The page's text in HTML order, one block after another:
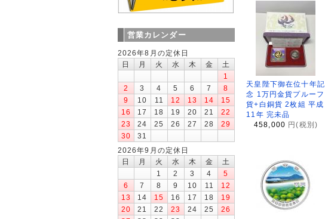
天皇陛下御在位十年記
念 1万円金貨プルーフ
貨+白銅貨 2枚組 平成
11年 完未品
458,000 円(税別)
営業カレンダー
2026年8月の定休日
日
月 火 水 木 金
土
1
2
3 4 5 6 7
8
9
10 11 12 13 14
15
16
17 18 19 20 21
22
23
24 25 26 27 28
29
30
31
2026年9月の定休日
日
月 火 水 木 金
土
1
2 3 4
5
6
7 8 9 10 11
12
13
14 15 16 17 18
19
20
21 22 23 24 25
26